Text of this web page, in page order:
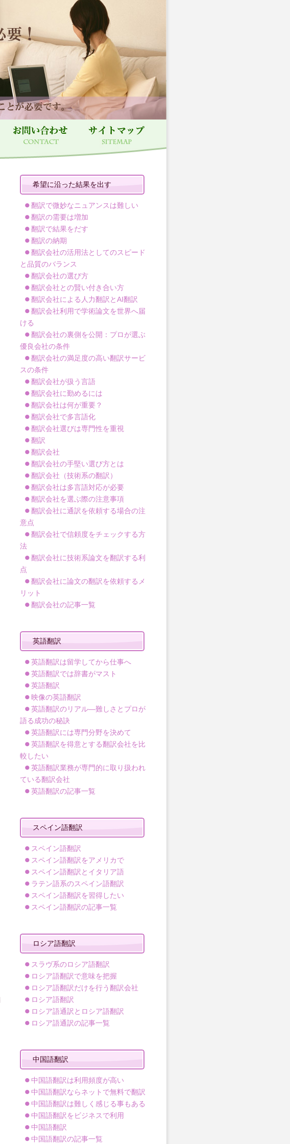
希望に沿った結果を出す
翻訳で微妙なニュアンスは難しい
翻訳の需要は増加
翻訳で結果をだす
翻訳の納期
翻訳会社の活用法としてのスピード
と品質のバランス
翻訳会社の選び方
翻訳会社との賢い付き合い方
翻訳会社による人力翻訳とAI翻訳
翻訳会社利用で学術論文を世界へ届
ける
翻訳会社の裏側を公開：プロが選ぶ
優良会社の条件
翻訳会社の満足度の高い翻訳サービ
スの条件
翻訳会社が扱う言語
翻訳会社に勤めるには
翻訳会社は何が重要？
翻訳会社で多言語化
翻訳会社選びは専門性を重視
翻訳
翻訳会社
翻訳会社の手堅い選び方とは
翻訳会社（技術系の翻訳）
翻訳会社は多言語対応が必要
翻訳会社を選ぶ際の注意事項
翻訳会社に通訳を依頼する場合の注
意点
翻訳会社で信頼度をチェックする方
法
翻訳会社に技術系論文を翻訳する利
点
翻訳会社に論文の翻訳を依頼するメ
リット
翻訳会社の記事一覧
英語翻訳
英語翻訳は留学してから仕事へ
英語翻訳では辞書がマスト
英語翻訳
映像の英語翻訳
英語翻訳のリアル―難しさとプロが
語る成功の秘訣
英語翻訳には専門分野を決めて
英語翻訳を得意とする翻訳会社を比
較したい
英語翻訳業務が専門的に取り扱われ
ている翻訳会社
英語翻訳の記事一覧
スペイン語翻訳
スペイン語翻訳
スペイン語翻訳をアメリカで
スペイン語翻訳とイタリア語
ラテン語系のスペイン語翻訳
スペイン語翻訳を習得したい
スペイン語翻訳の記事一覧
ロシア語翻訳
スラヴ系のロシア語翻訳
ロシア語翻訳で意味を把握
ロシア語翻訳だけを行う翻訳会社
ロシア語翻訳
ロシア語通訳とロシア語翻訳
ロシア語通訳の記事一覧
中国語翻訳
中国語翻訳は利用頻度が高い
中国語翻訳ならネットで無料で翻訳
中国語翻訳は難しく感じる事もある
中国語翻訳をビジネスで利用
中国語翻訳
中国語翻訳の記事一覧